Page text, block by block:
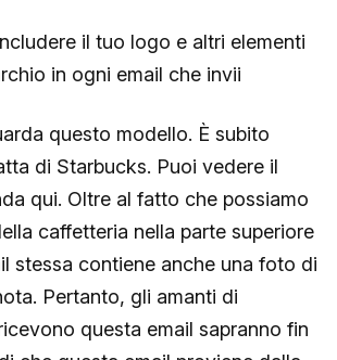
il tuo logo e altri elementi
in ogni email che invii
questo modello. È subito
di Starbucks. Puoi vedere il
qui. Oltre al fatto che possiamo
caffetteria nella parte superiore
stessa contiene anche una foto di
Pertanto, gli amanti di
questa email sapranno fin